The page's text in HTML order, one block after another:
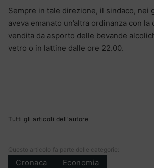
Sempre in tale direzione, il sindaco, nei
aveva emanato un’altra ordinanza con la
vendita da asporto delle bevande
vetro o in lattine dalle ore 22.00.
Tutti gli articoli dell'autore
Questo articolo fa parte delle categorie:
Cronaca Economia